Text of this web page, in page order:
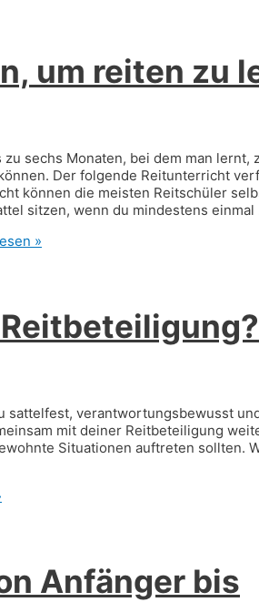
um reiten zu
sechs Monaten, bei dem man lernt,
Der folgende Reitunterricht
können die meisten Reitschüler
sitzen, wenn du mindestens einmal
»
verantwortungsbewusst
mit deiner Reitbeteiligung
Situationen auftreten sollten.
Anfänger bis